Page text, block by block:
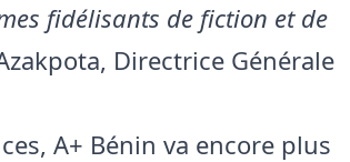
fidélisants de fiction et de
Directrice Générale
A+ Bénin va encore plus